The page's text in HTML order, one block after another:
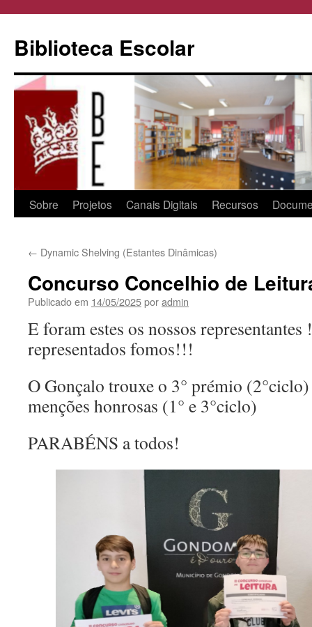
Biblioteca Escolar
Saltar
conteúdo
Sobre Projetos Canais Digitais Recursos
← Dynamic Shelving (Estantes Dinâmicas)
Concurso Concelhio de
Publicado em 14/05/2025poradmin
E foram estes os nossos representantes
representados fomos!!!
O Gonçalo trouxe o 3° prémio (2°ciclo)
menções honrosas (1° e 3°ciclo)
PARABÉNS a todos!